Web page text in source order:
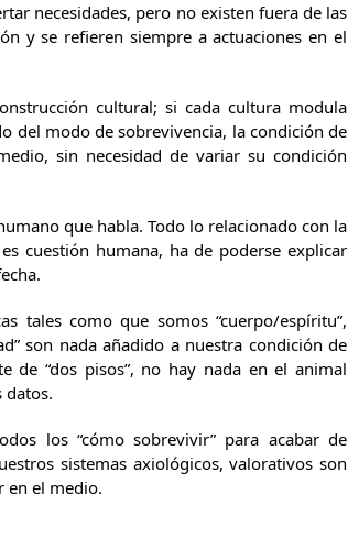
necesidades, pero no existen fuera de las
y se refieren siempre a actuaciones en el
cultural; si cada cultura modula
del modo de sobrevivencia, la condición de
sin necesidad de variar su condición
que habla. Todo lo relacionado con la
cuestión humana, ha de poderse explicar
tales como que somos “cuerpo/espíritu”,
son nada añadido a nuestra condición de
“dos pisos”, no hay nada en el animal
datos.
los “cómo sobrevivir” para acabar de
sistemas axiológicos, valorativos son
en el medio.